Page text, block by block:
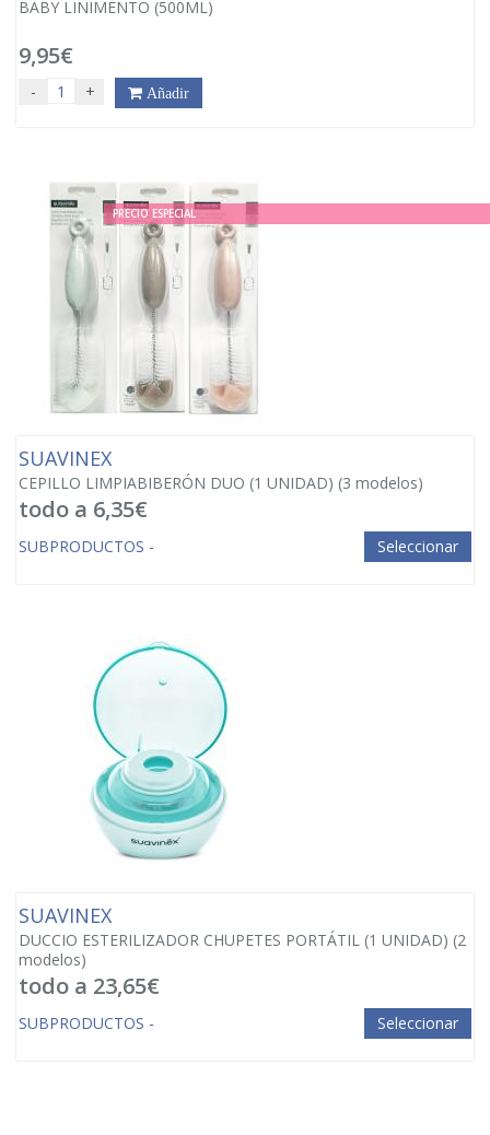
BABY LINIMENTO (500ML)
9,95€
- + Añadir
PRECIO ESPECIAL
SUAVINEX
CEPILLO LIMPIABIBERÓN DUO (1 UNIDAD) (3 modelos)
todo a 6,35€
SUBPRODUCTOS - Seleccionar
SUAVINEX
DUCCIO ESTERILIZADOR CHUPETES PORTÁTIL (1 UNIDAD) (2
modelos)
todo a 23,65€
SUBPRODUCTOS - Seleccionar